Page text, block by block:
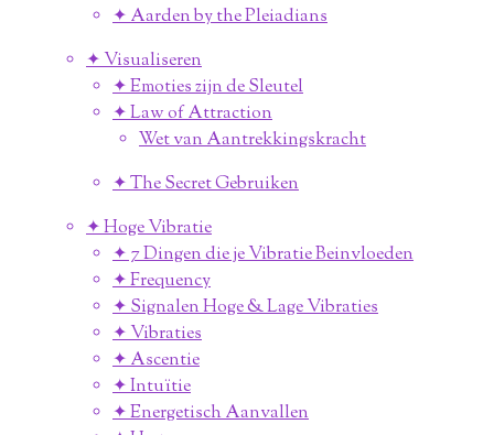
✦ Aarden by the Pleiadians
✦ Visualiseren
✦ Emoties zijn de Sleutel
✦ Law of Attraction
Wet van Aantrekkingskracht
✦ The Secret Gebruiken
✦ Hoge Vibratie
✦ 7 Dingen die je Vibratie Beinvloeden
✦ Frequency
✦ Signalen Hoge & Lage Vibraties
✦ Vibraties
✦ Ascentie
✦ Intuïtie
✦ Energetisch Aanvallen